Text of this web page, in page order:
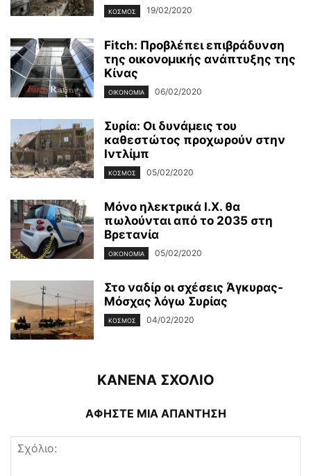
ΚΌΣΜΟΣ 19/02/2020
Fitch: Προβλέπει επιβράδυνση
της οικονομικής ανάπτυξης της
Κίνας
ΟΙΚΟΝΟΜΊΑ 06/02/2020
Συρία: Οι δυνάμεις του
καθεστώτος προχωρούν στην
Ιντλίμπ
ΚΌΣΜΟΣ 05/02/2020
Μόνο ηλεκτρικά Ι.Χ. θα
πωλούνται από το 2035 στη
Βρετανία
ΟΙΚΟΝΟΜΊΑ 05/02/2020
Στο ναδίρ οι σχέσεις Άγκυρας-
Μόσχας λόγω Συρίας
ΚΌΣΜΟΣ 04/02/2020
ΚΑΝΕΝΑ ΣΧΟΛΙΟ
ΑΦΗΣΤΕ ΜΙΑ ΑΠΑΝΤΗΣΗ